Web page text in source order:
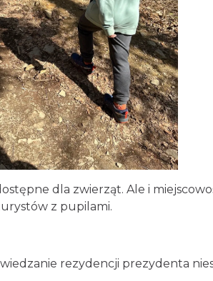
dla zwierząt. Ale i
z pupilami.
rezydencji prezydenta